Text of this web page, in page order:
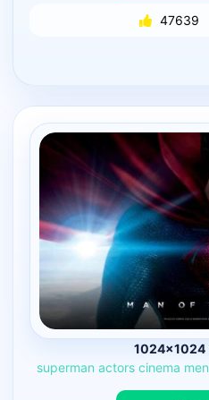
47639
1024×1024
superman actors cinema men